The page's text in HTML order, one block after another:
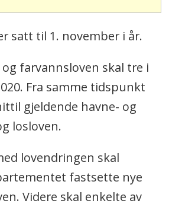
satt til 1. november i år.
farvannsloven skal tre i
Fra samme tidspunkt
gjeldende havne- og
losloven.
lovendringen skal
fastsette nye
Videre skal enkelte av